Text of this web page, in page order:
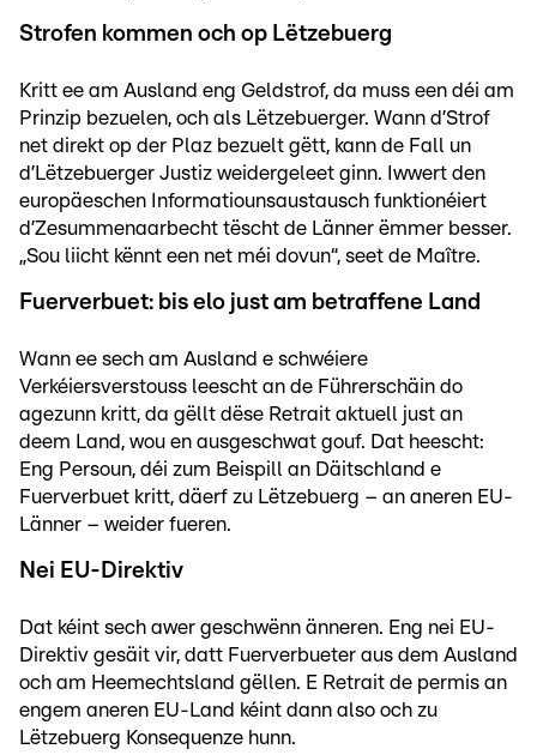
Strofen kommen och op Lëtzebuerg
Kritt ee am Ausland eng Geldstrof, da muss een déi am
Prinzip bezuelen, och als Lëtzebuerger. Wann d’Strof
net direkt op der Plaz bezuelt gëtt, kann de Fall un
d’Lëtzebuerger Justiz weidergeleet ginn. Iwwert den
europäeschen Informatiounsaustausch funktionéiert
d’Zesummenaarbecht tëscht de Länner ëmmer besser.
„Sou liicht kënnt een net méi dovun“, seet de Maître.
Fuerverbuet: bis elo just am betraffene Land
Wann ee sech am Ausland e schwéiere
Verkéiersverstouss leescht an de Führerschäin do
agezunn kritt, da gëllt dëse Retrait aktuell just an
deem Land, wou en ausgeschwat gouf. Dat heescht:
Eng Persoun, déi zum Beispill an Däitschland e
Fuerverbuet kritt, däerf zu Lëtzebuerg – an aneren EU-
Länner – weider fueren.
Nei EU-Direktiv
Dat kéint sech awer geschwënn änneren. Eng nei EU-
Direktiv gesäit vir, datt Fuerverbueter aus dem Ausland
och am Heemechtsland gëllen. E Retrait de permis an
engem aneren EU-Land kéint dann also och zu
Lëtzebuerg Konsequenze hunn.